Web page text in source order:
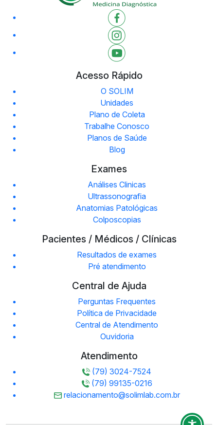
Acesso Rápido
O SOLIM
Unidades
Plano de Coleta
Trabalhe Conosco
Planos de Saúde
Blog
Exames
Análises Clinicas
Ultrassonografia
Anatomias Patológicas
Colposcopias
Pacientes / Médicos / Clínicas
Resultados de exames
Pré atendimento
Central de Ajuda
Perguntas Frequentes
Política de Privacidade
Central de Atendimento
Ouvidoria
Atendimento
(79) 3024-7524
(79) 99135-0216
relacionamento@solimlab.com.br